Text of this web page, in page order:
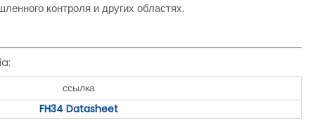
контроля и других областях.
ссылка
FH34 Datasheet